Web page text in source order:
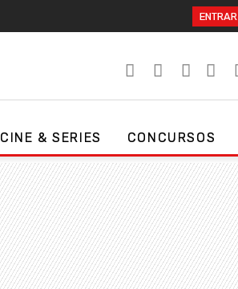
ENTRAR
CINE & SERIES CONCURSOS